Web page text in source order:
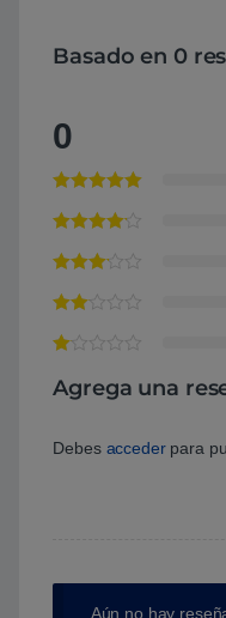
Basado en 0
0
Agrega una
Debes accederpara
Aún no hay